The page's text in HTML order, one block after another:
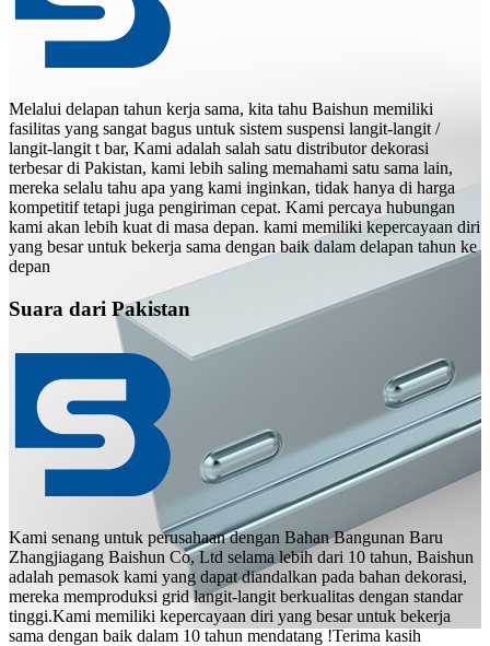
Melalui delapan tahun kerja sama, kita tahu Baishun memiliki
fasilitas yang sangat bagus untuk sistem suspensi langit-langit /
langit-langit t bar, Kami adalah salah satu distributor dekorasi
terbesar di Pakistan, kami lebih saling memahami satu sama lain,
mereka selalu tahu apa yang kami inginkan, tidak hanya di harga
kompetitif tetapi juga pengiriman cepat. Kami percaya hubungan
kami akan lebih kuat di masa depan. kami memiliki kepercayaan diri
yang besar untuk bekerja sama dengan baik dalam delapan tahun ke
depan
Suara dari Pakistan
Kami senang untuk perusahaan dengan Bahan Bangunan Baru
Zhangjiagang Baishun Co, Ltd selama lebih dari 10 tahun, Baishun
adalah pemasok kami yang dapat diandalkan pada bahan dekorasi,
mereka memproduksi grid langit-langit berkualitas dengan standar
tinggi.Kami memiliki kepercayaan diri yang besar untuk bekerja
sama dengan baik dalam 10 tahun mendatang !Terima kasih